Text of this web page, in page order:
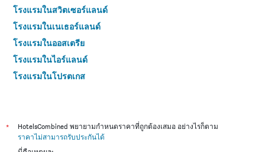
โรงแรมในสวิตเซอร์แลนด์
โรงแรมในเนเธอร์แลนด์
โรงแรมในออสเตรีย
โรงแรมในไอร์แลนด์
โรงแรมในโปรตุเกส
โรงแรมในนอร์เวย์
โรงแรมในโปแลนด์
*
HotelsCombined พยายามกำหนดราคาที่ถูกต้องเสมอ อย่างไรก็ตาม
ราคาไม่สามารถรับประกันได้